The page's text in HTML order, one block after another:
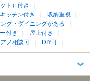
ト）付き
ッチン付き
収納重視
グ・ダイニングがある
付き
屋上付き
アノ相談可 DIY可